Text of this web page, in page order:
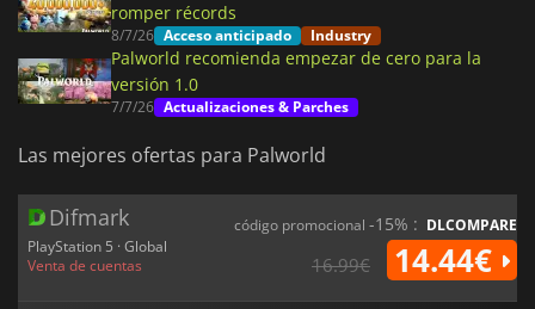
romper récords
8/7/26 Acceso anticipado Industry
Palworld recomienda empezar de cero para la
versión 1.0
7/7/26 Actualizaciones & Parches
Las mejores ofertas para Palworld
Difmark
PlayStation 5 · Global
Venta de cuentas
código promocional -15% : DLCOMPARE
16.99€ 14.44€